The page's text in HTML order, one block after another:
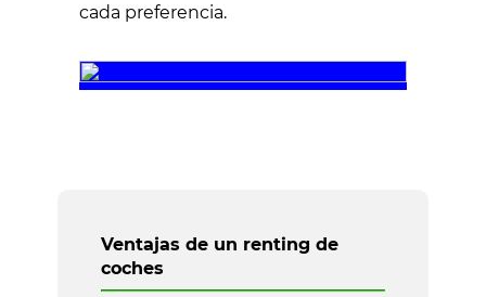
cada preferencia.
Ventajas de un renting de
coches